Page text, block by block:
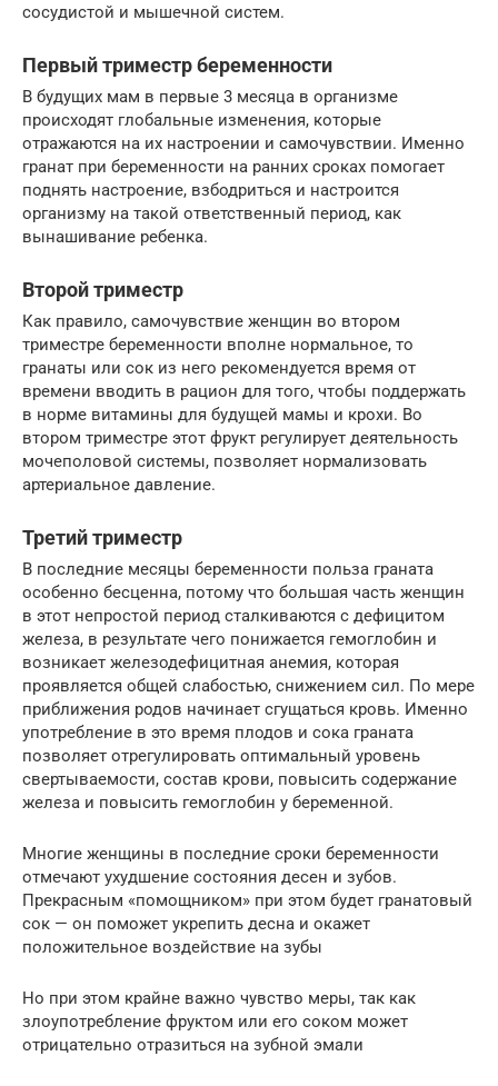
сосудистой и мышечной систем.
Первый триместр беременности
В будущих мам в первые 3 месяца в организме
происходят глобальные изменения, которые
отражаются на их настроении и самочувствии. Именно
гранат при беременности на ранних сроках помогает
поднять настроение, взбодриться и настроится
организму на такой ответственный период, как
вынашивание ребенка.
Второй триместр
Как правило, самочувствие женщин во втором
триместре беременности вполне нормальное, то
гранаты или сок из него рекомендуется время от
времени вводить в рацион для того, чтобы поддержать
в норме витамины для будущей мамы и крохи. Во
втором триместре этот фрукт регулирует деятельность
мочеполовой системы, позволяет нормализовать
артериальное давление.
Третий триместр
В последние месяцы беременности польза граната
особенно бесценна, потому что большая часть женщин
в этот непростой период сталкиваются с дефицитом
железа, в результате чего понижается гемоглобин и
возникает железодефицитная анемия, которая
проявляется общей слабостью, снижением сил. По мере
приближения родов начинает сгущаться кровь. Именно
употребление в это время плодов и сока граната
позволяет отрегулировать оптимальный уровень
свертываемости, состав крови, повысить содержание
железа и повысить гемоглобин у беременной.
Многие женщины в последние сроки беременности
отмечают ухудшение состояния десен и зубов.
Прекрасным «помощником» при этом будет гранатовый
сок — он поможет укрепить десна и окажет
положительное воздействие на зубы
Но при этом крайне важно чувство меры, так как
злоупотребление фруктом или его соком может
отрицательно отразиться на зубной эмали